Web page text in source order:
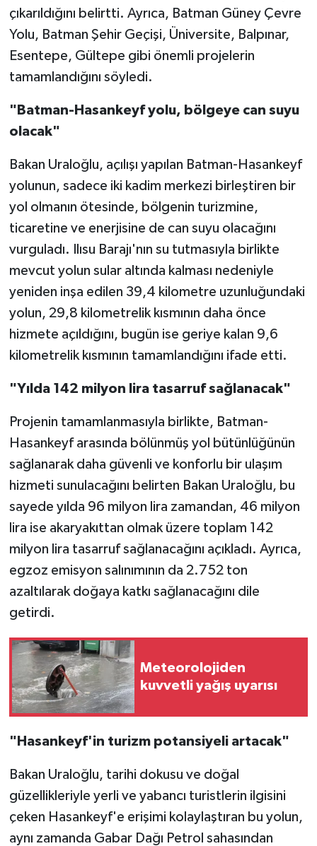
çıkarıldığını belirtti. Ayrıca, Batman Güney Çevre
Yolu, Batman Şehir Geçişi, Üniversite, Balpınar,
Esentepe, Gültepe gibi önemli projelerin
tamamlandığını söyledi.
"Batman-Hasankeyf yolu, bölgeye can suyu
olacak"
Bakan Uraloğlu, açılışı yapılan Batman-Hasankeyf
yolunun, sadece iki kadim merkezi birleştiren bir
yol olmanın ötesinde, bölgenin turizmine,
ticaretine ve enerjisine de can suyu olacağını
vurguladı. Ilısu Barajı'nın su tutmasıyla birlikte
mevcut yolun sular altında kalması nedeniyle
yeniden inşa edilen 39,4 kilometre uzunluğundaki
yolun, 29,8 kilometrelik kısmının daha önce
hizmete açıldığını, bugün ise geriye kalan 9,6
kilometrelik kısmının tamamlandığını ifade etti.
"Yılda 142 milyon lira tasarruf sağlanacak"
Projenin tamamlanmasıyla birlikte, Batman-
Hasankeyf arasında bölünmüş yol bütünlüğünün
sağlanarak daha güvenli ve konforlu bir ulaşım
hizmeti sunulacağını belirten Bakan Uraloğlu, bu
sayede yılda 96 milyon lira zamandan, 46 milyon
lira ise akaryakıttan olmak üzere toplam 142
milyon lira tasarruf sağlanacağını açıkladı. Ayrıca,
egzoz emisyon salınımının da 2.752 ton
azaltılarak doğaya katkı sağlanacağını dile
getirdi.
Meteorolojiden
kuvvetli yağış uyarısı
"Hasankeyf'in turizm potansiyeli artacak"
Bakan Uraloğlu, tarihi dokusu ve doğal
güzellikleriyle yerli ve yabancı turistlerin ilgisini
çeken Hasankeyf'e erişimi kolaylaştıran bu yolun,
aynı zamanda Gabar Dağı Petrol sahasından